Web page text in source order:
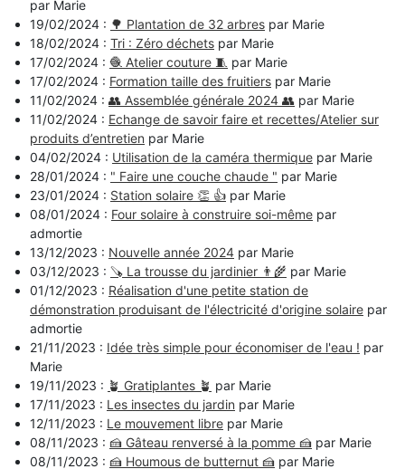
par Marie
19/02/2024 : 🌳 Plantation de 32 arbres par Marie
18/02/2024 : Tri : Zéro déchets par Marie
17/02/2024 : 🧶 Atelier couture 🧵 par Marie
17/02/2024 : Formation taille des fruitiers par Marie
11/02/2024 : 👥 Assemblée générale 2024 👥 par Marie
11/02/2024 : Echange de savoir faire et recettes/Atelier sur
produits d’entretien par Marie
04/02/2024 : Utilisation de la caméra thermique par Marie
28/01/2024 : " Faire une couche chaude " par Marie
23/01/2024 : Station solaire 👏 👍 par Marie
08/01/2024 : Four solaire à construire soi-même par
admortie
13/12/2023 : Nouvelle année 2024 par Marie
03/12/2023 : 🪚 La trousse du jardinier 👨‍🌾 par Marie
01/12/2023 : Réalisation d'une petite station de
démonstration produisant de l'électricité d'origine solaire par
admortie
21/11/2023 : Idée très simple pour économiser de l'eau ! par
Marie
19/11/2023 : 🪴 Gratiplantes 🪴 par Marie
17/11/2023 : Les insectes du jardin par Marie
12/11/2023 : Le mouvement libre par Marie
08/11/2023 : 🍰 Gâteau renversé à la pomme 🍰 par Marie
08/11/2023 : 🍰 Houmous de butternut 🍰 par Marie